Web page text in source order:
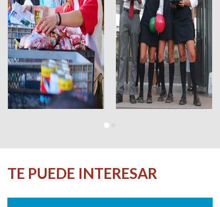
TE PUEDE INTERESAR